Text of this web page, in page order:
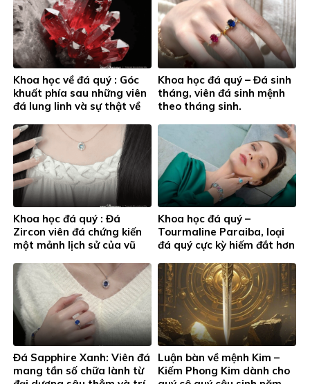
Khoa học về đá quý : Góc
khuất phía sau những viên
đá lung linh và sự thật về
Khoa học đá quý – Đá sinh
tháng, viên đá sinh mệnh
theo tháng sinh.
Khoa học đá quý : Đá
Zircon viên đá chứng kiến
một mảnh lịch sử của vũ
Khoa học đá quý –
Tourmaline Paraiba, loại
đá quý cực kỳ hiếm đắt hơn
Đá Sapphire Xanh: Viên đá
mang tần số chữa lành từ
Luận bàn về mệnh Kim –
Kiếm Phong Kim dành cho